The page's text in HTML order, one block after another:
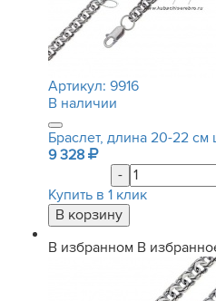
Артикул: 9916
В наличии
Браслет, длина 20-22
9 328
-
Купить в 1 клик
В избранном В